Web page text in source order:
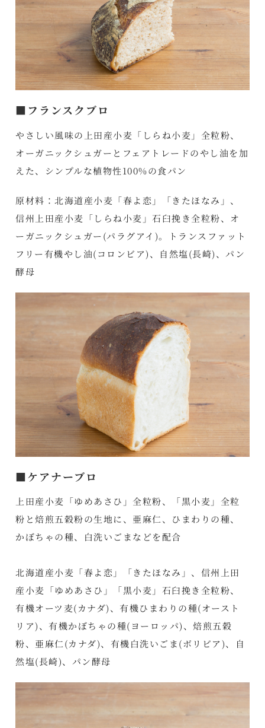
■フランスクブロ
やさしい風味の上田産小麦「しらね小麦」全粒粉、
オーガニックシュガーとフェアトレードのやし油を加
えた、シンプルな植物性100%の食パン
原材料：北海道産小麦「春よ恋」「きたほなみ」、
信州上田産小麦「しらね小麦」石臼挽き全粒粉、オ
ーガニックシュガー(パラグアイ)。トランスファット
フリー有機やし油(コロンビア)、自然塩(長崎)、パン
酵母
■ケアナーブロ
上田産小麦「ゆめあさひ」全粒粉、「黒小麦」全粒
粉と焙煎五穀粉の生地に、亜麻仁、ひまわりの種、
かぼちゃの種、白洗いごまなどを配合
北海道産小麦「春よ恋」「きたほなみ」、信州上田
産小麦「ゆめあさひ」「黒小麦」石臼挽き全粒粉、
有機オーツ麦(カナダ)、有機ひまわりの種(オースト
リア)、有機かぼちゃの種(ヨーロッパ)、焙煎五穀
粉、亜麻仁(カナダ)、有機白洗いごま(ボリビア)、自
然塩(長崎)、パン酵母